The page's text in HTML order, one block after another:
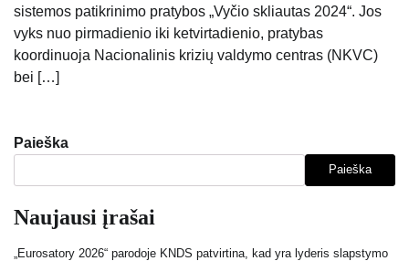
sistemos patikrinimo pratybos „Vyčio skliautas 2024“. Jos
vyks nuo pirmadienio iki ketvirtadienio, pratybas
koordinuoja Nacionalinis krizių valdymo centras (NKVC)
bei […]
Paieška
Paieška
Naujausi įrašai
„Eurosatory 2026“ parodoje KNDS patvirtina, kad yra lyderis slapstymo